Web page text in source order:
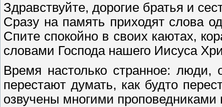
Здравствуйте, дорогие братья и
Сразу на память приходят слова
Спите спокойно в своих каютах,
словами Господа нашего Иисуса
Время настолько странное: люди,
перестают думать, как будто
озвучены многими